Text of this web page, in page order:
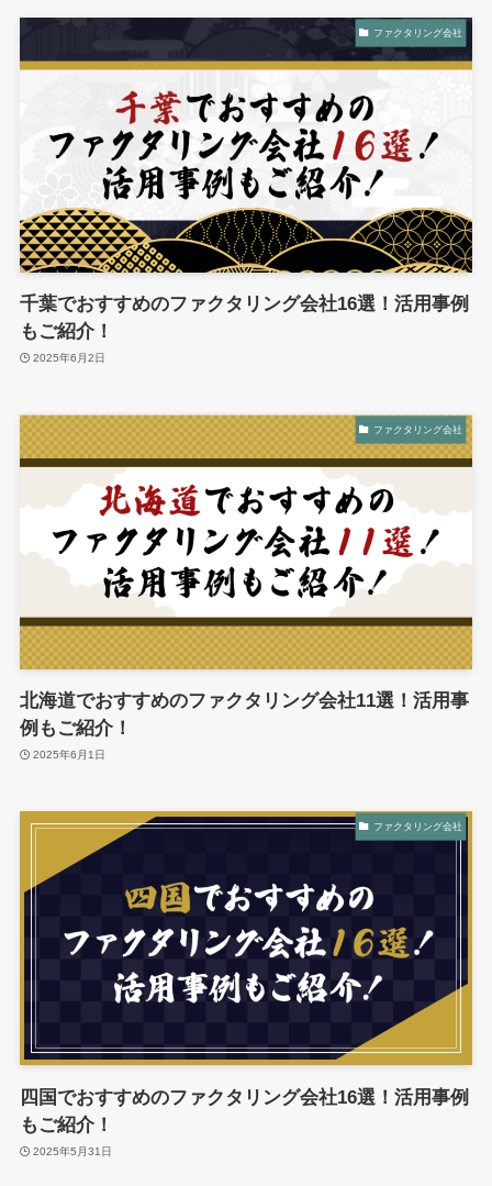
ファクタリング会社
千葉でおすすめのファクタリング会社16選！活用事例
もご紹介！
2025年6月2日
ファクタリング会社
北海道でおすすめのファクタリング会社11選！活用事
例もご紹介！
2025年6月1日
ファクタリング会社
四国でおすすめのファクタリング会社16選！活用事例
もご紹介！
2025年5月31日